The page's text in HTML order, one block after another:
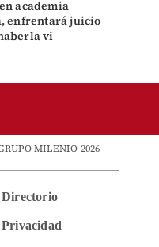
academia
enfrentará juicio
vi
MILENIO 2026
Directorio
Privacidad